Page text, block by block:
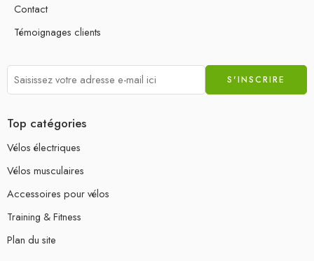
Contact
Témoignages clients
Top catégories
Vélos électriques
Vélos musculaires
Accessoires pour vélos
Training & Fitness
Plan du site